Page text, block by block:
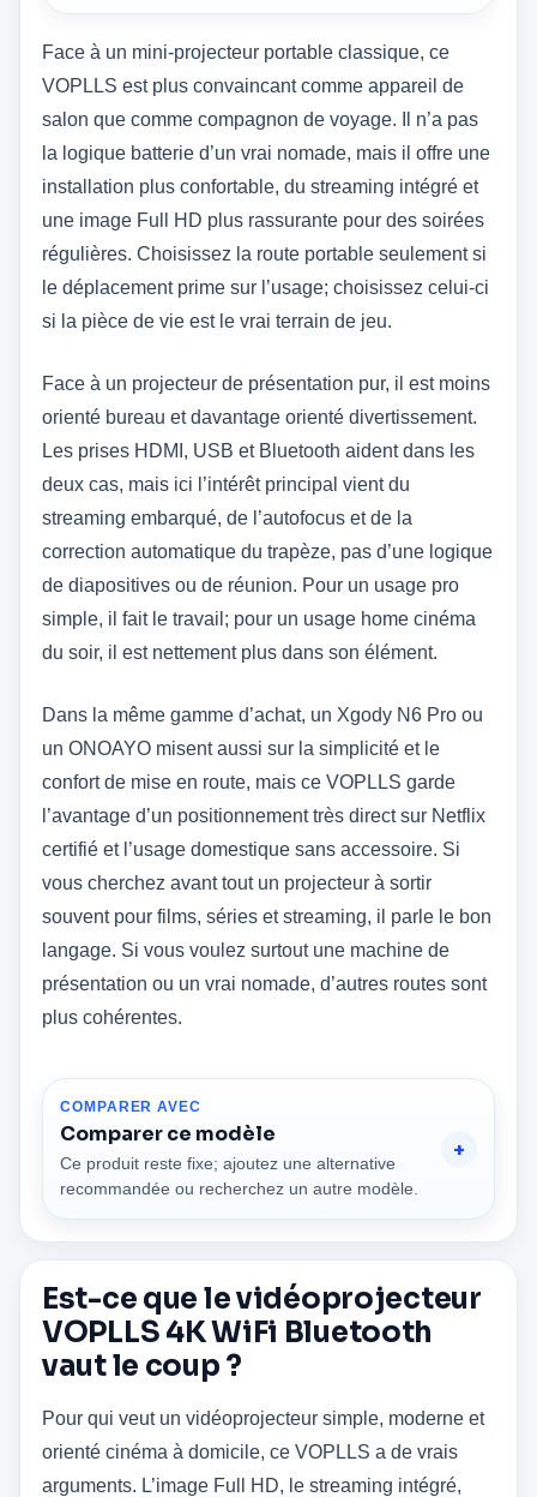
Face à un mini-projecteur portable classique, ce
VOPLLS est plus convaincant comme appareil de
salon que comme compagnon de voyage. Il n’a pas
la logique batterie d’un vrai nomade, mais il offre une
installation plus confortable, du streaming intégré et
une image Full HD plus rassurante pour des soirées
régulières. Choisissez la route portable seulement si
le déplacement prime sur l’usage; choisissez celui-ci
si la pièce de vie est le vrai terrain de jeu.
Face à un projecteur de présentation pur, il est moins
orienté bureau et davantage orienté divertissement.
Les prises HDMI, USB et Bluetooth aident dans les
deux cas, mais ici l’intérêt principal vient du
streaming embarqué, de l’autofocus et de la
correction automatique du trapèze, pas d’une logique
de diapositives ou de réunion. Pour un usage pro
simple, il fait le travail; pour un usage home cinéma
du soir, il est nettement plus dans son élément.
Dans la même gamme d’achat, un Xgody N6 Pro ou
un ONOAYO misent aussi sur la simplicité et le
confort de mise en route, mais ce VOPLLS garde
l’avantage d’un positionnement très direct sur Netflix
certifié et l’usage domestique sans accessoire. Si
vous cherchez avant tout un projecteur à sortir
souvent pour films, séries et streaming, il parle le bon
langage. Si vous voulez surtout une machine de
présentation ou un vrai nomade, d’autres routes sont
plus cohérentes.
COMPARER AVEC
Comparer ce modèle
Ce produit reste fixe; ajoutez une alternative
recommandée ou recherchez un autre modèle.
Est-ce que le vidéoprojecteur
VOPLLS 4K WiFi Bluetooth
vaut le coup ?
Pour qui veut un vidéoprojecteur simple, moderne et
orienté cinéma à domicile, ce VOPLLS a de vrais
arguments. L’image Full HD, le streaming intégré,